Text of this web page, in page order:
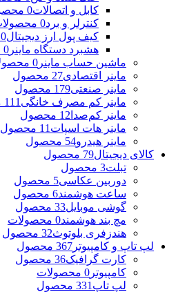
کابل و اتصالات0 محصولات
کنترلر و برد0 محصولات
کیف پول ارز دیجیتال0 محصولات
هشبرد دستگاه ماینر 0 محصولات
ماشین حساب ماینر 0 محصولات
ماینر اقتصادی27 محصول
ماینر صنعتی179 محصول
ماینر کم مصرف خانگی 111 محصول
ماینر کم‌صدا 12 محصول
ماینر هات اسپات 11 محصول
ماینر هیدرو54 محصول
کالای دیجیتال79 محصول
تبلت3 محصول
دوربین عکاسی5 محصول
ساعت هوشمند6 محصول
گوشی موبایل33 محصول
مچ بند هوشمند0 محصولات
هندزفری بلوتوث32 محصول
لپ تاپ و کامپیوتر 367 محصول
کارت گرافیک36 محصول
کامپیوتر 0 محصولات
لپ تاپ 331 محصول